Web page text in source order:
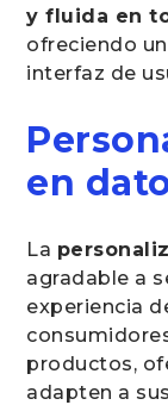
y fluida en
ofreciendo
interfaz de
en
La
agradable a
experiencia
productos,
adapten a